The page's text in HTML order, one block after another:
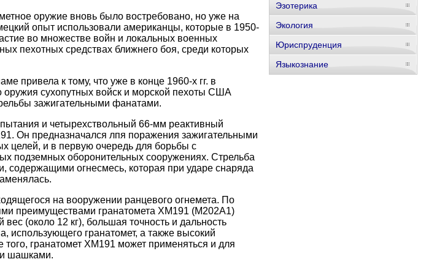
оружие вновь было востребовано, но уже на
опыт использовали американцы, которые в 1950-
во множестве войн и локальных военных
пехотных средствах ближнего боя, среди которых
привела к тому, что уже в конце 1960-х гг. в
оружия сухопутных войск и морской пехоты США
зажигательными фанатами.
и четырехствольный 66-мм реактивный
Он предназначался лпя поражения зажигательными
целей, и в первую очередь для борьбы с
подземных оборонительных сооружениях. Стрельба
содержащими огнесмесь, которая при ударе снаряда
на вооружении ранцевого огнемета. По
преимуществами гранатомета ХМ191 (М202А1)
(около 12 кг), большая точность и дальность
использующего гранатомет, а также высокий
гранатомет ХМ191 может применяться и для
шашками.
Эзотерика
Экология
Юриспруденция
Языкознание